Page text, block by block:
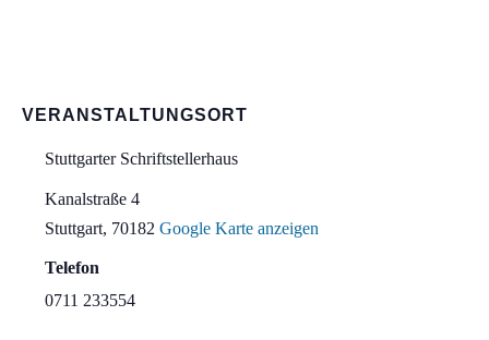
VERANSTALTUNGSORT
Stuttgarter Schriftstellerhaus
Kanalstraße 4
Stuttgart, 70182 Google Karte anzeigen
Telefon
0711 233554